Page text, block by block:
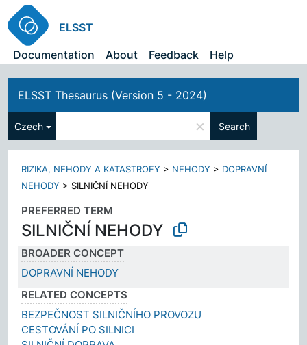
ELSST
Documentation
About Feedback Help
ELSST Thesaurus (Version 5 - 2024)
Czech × Search
RIZIKA, NEHODY A KATASTROFY > NEHODY > DOPRAVNÍ
NEHODY >SILNIČNÍ NEHODY
PREFERRED TERM
SILNIČNÍ NEHODY
BROADER CONCEPT
DOPRAVNÍ NEHODY
RELATED CONCEPTS
BEZPEČNOST SILNIČNÍHO PROVOZU
CESTOVÁNÍ PO SILNICI